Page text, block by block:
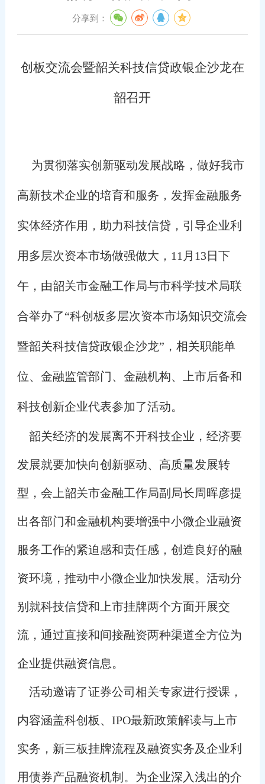
分享到：
创板交流会暨韶关科技信贷政银企沙龙在
韶召开
为贯彻落实创新驱动发展战略，做好我市
高新技术企业的培育和服务，发挥金融服务
实体经济作用，助力科技信贷，引导企业利
用多层次资本市场做强做大，11月13日下
午，由韶关市金融工作局与市科学技术局联
合举办了“科创板多层次资本市场知识交流会
暨韶关科技信贷政银企沙龙”，相关职能单
位、金融监管部门、金融机构、上市后备和
科技创新企业代表参加了活动。
韶关经济的发展离不开科技企业，经济要
发展就要加快向创新驱动、高质量发展转
型，会上韶关市金融工作局副局长周晖彦提
出各部门和金融机构要增强中小微企业融资
服务工作的紧迫感和责任感，创造良好的融
资环境，推动中小微企业加快发展。活动分
别就科技信贷和上市挂牌两个方面开展交
流，通过直接和间接融资两种渠道全方位为
企业提供融资信息。
活动邀请了证券公司相关专家进行授课，
内容涵盖科创板、IPO最新政策解读与上市
实务，新三板挂牌流程及融资实务及企业利
用债券产品融资机制。为企业深入浅出的介